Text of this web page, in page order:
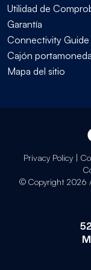
Utilidad de
Garantía
Connectivity Guide
Cajón
Mapa del sitio
Privacy Policy|
© Copyright 2026